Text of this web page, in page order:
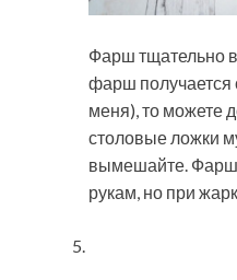
Фарш тщательно
фарш получается
меня), то можете
столовые ложки
вымешайте. Фарш
рукам, но при